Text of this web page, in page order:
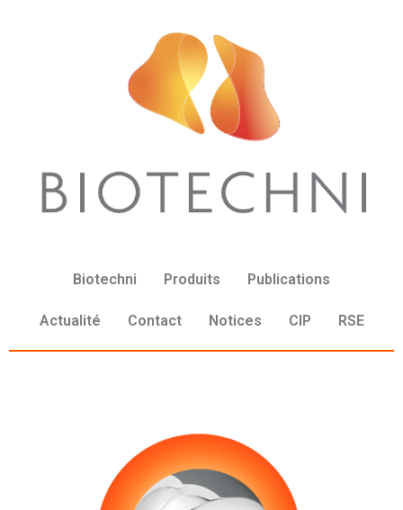
Biotechni Produits Publications
Actualité Contact Notices CIP RSE